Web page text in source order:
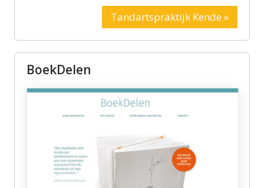
Tandartspraktijk Kende »
BoekDelen